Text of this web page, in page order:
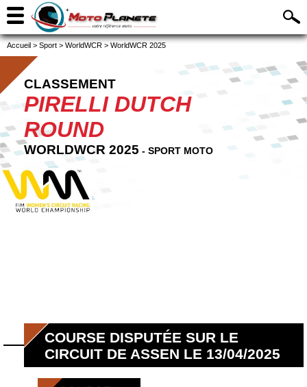
Accueil > Sport > WorldWCR > WorldWCR 2025
CLASSEMENT
PIRELLI DUTCH
ROUND
WORLDWCR 2025 - SPORT MOTO
COURSE DISPUTÉE SUR LE
CIRCUIT DE ASSEN LE 13/04/2025